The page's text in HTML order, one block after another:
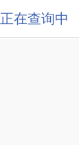
正在查询中